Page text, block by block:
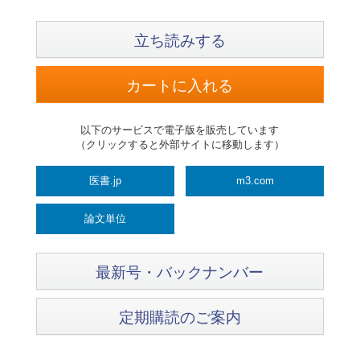
立ち読みする
以下のサービスで電子版を販売しています
（クリックすると外部サイトに移動します）
医書.jp m3.com
論文単位
最新号・バックナンバー
定期購読のご案内